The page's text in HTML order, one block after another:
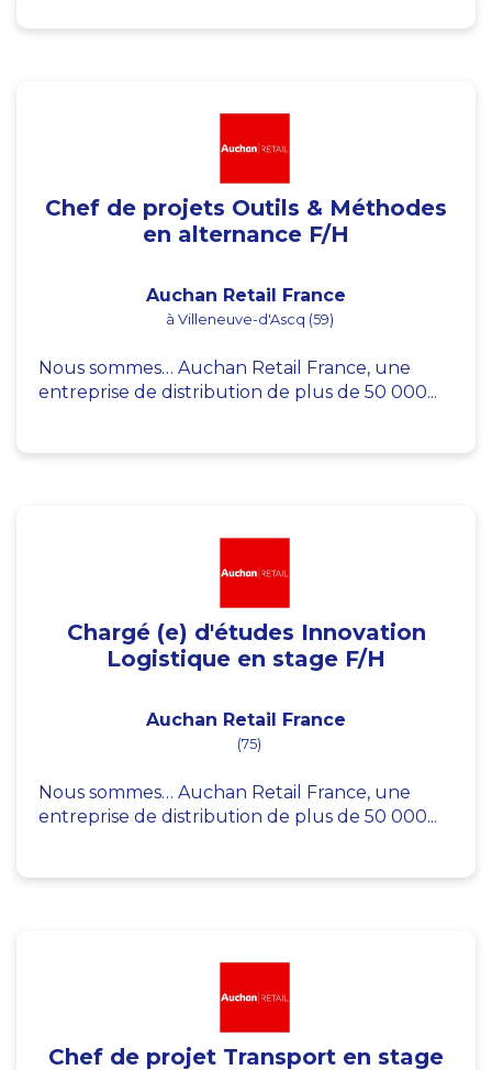
Chef de projets Outils & Méthodes
en alternance F/H
Auchan Retail France
à Villeneuve-d'Ascq (59)
Nous sommes… Auchan Retail France, une
entreprise de distribution de plus de 50 000...
Chargé (e) d'études Innovation
Logistique en stage F/H
Auchan Retail France
(75)
Nous sommes… Auchan Retail France, une
entreprise de distribution de plus de 50 000...
Chef de projet Transport en stage